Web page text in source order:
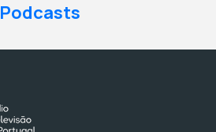
Podcasts